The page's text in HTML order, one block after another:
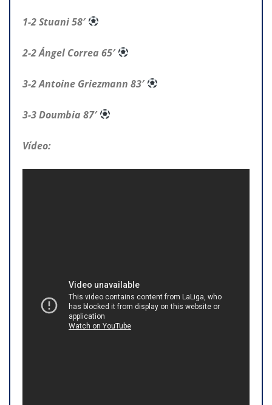
1-2 Stuani 58′
2-2 Ángel Correa 65′
3-2 Antoine Griezmann 83′
3-3 Doumbia 87′
Vídeo: